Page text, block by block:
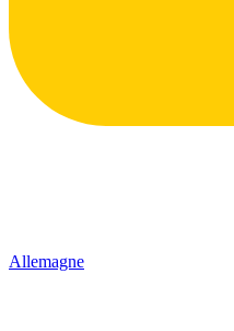
Allemagne